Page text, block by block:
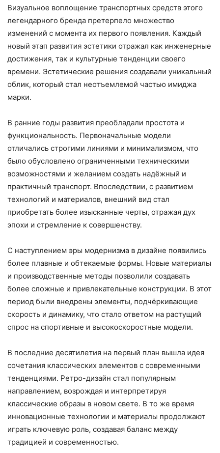
Визуальное воплощение транспортных средств этого
легендарного бренда претерпело множество
изменений с момента их первого появления. Каждый
новый этап развития эстетики отражал как инженерные
достижения, так и культурные тенденции своего
времени. Эстетические решения создавали уникальный
облик, который стал неотъемлемой частью имиджа
марки.
В ранние годы развития преобладали простота и
функциональность. Первоначальные модели
отличались строгими линиями и минимализмом, что
было обусловлено ограниченными техническими
возможностями и желанием создать надёжный и
практичный транспорт. Впоследствии, с развитием
технологий и материалов, внешний вид стал
приобретать более изысканные черты, отражая дух
эпохи и стремление к совершенству.
С наступлением эры модернизма в дизайне появились
более плавные и обтекаемые формы. Новые материалы
и производственные методы позволили создавать
более сложные и привлекательные конструкции. В этот
период были внедрены элементы, подчёркивающие
скорость и динамику, что стало ответом на растущий
спрос на спортивные и высокоскоростные модели.
В последние десятилетия на первый план вышла идея
сочетания классических элементов с современными
тенденциями. Ретро-дизайн стал популярным
направлением, возрождая и интерпретируя
классические образы в новом свете. В то же время
инновационные технологии и материалы продолжают
играть ключевую роль, создавая баланс между
традицией и современностью.